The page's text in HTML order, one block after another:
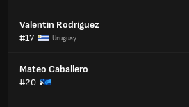
Valentin Rodriguez
#17
Uruguay
Mateo Caballero
#20